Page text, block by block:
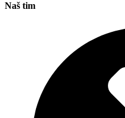
Naš tim